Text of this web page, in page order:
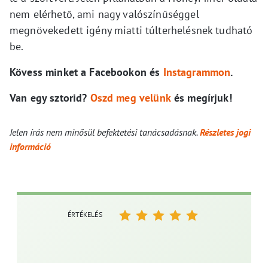
nem elérhető, ami nagy valószínűséggel
megnövekedett igény miatti túlterhelésnek tudható
be.
Kövess minket a Facebookon és Instagrammon.
Van egy sztorid? Oszd meg velünkés megírjuk!
Jelen írás nem minősül befektetési tanácsadásnak.Részletes jogi
információ
ÉRTÉKELÉS